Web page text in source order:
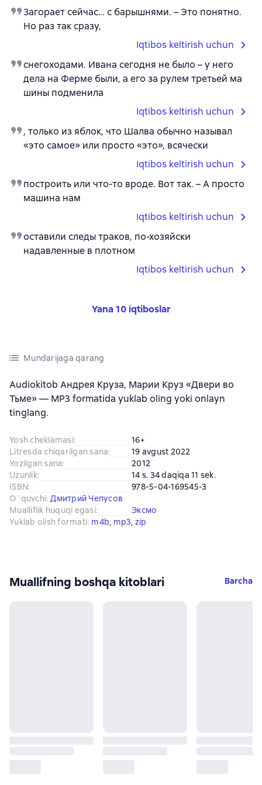
Загорает сейчас… с барышнями. – Это понятно.
Но раз так сразу,
Iqtibos keltirish uchun
снегоходами. Ивана сегодня не было – у него
дела на Ферме были, а его за рулем третьей ма
шины подменила
Iqtibos keltirish uchun
, только из яблок, что Шалва обычно называл
«это самое» или просто «это», всячески
Iqtibos keltirish uchun
построить или что-то вроде. Вот так. – А просто
машина нам
Iqtibos keltirish uchun
оставили следы траков, по-хозяйски
надавленные в плотном
Iqtibos keltirish uchun
Yana 10 iqtiboslar
Mundarijaga qarang
Audiokitob Андрея Круза, Марии Круз «Двери во
Тьме» — MP3 formatida yuklab oling yoki onlayn
tinglang.
Yosh cheklamasi:
16+
Litresda chiqarilgan sana:
19 avgust 2022
Yozilgan sana:
2012
Uzunlik:
14 s. 34 daqiqa 11 sek.
ISBN:
978-5-04-169545-3
O`quvchi: Дмитрий Чепусов
Mualliflik huquqi egasi:
Эксмо
Yuklab olish formati: m4b, mp3, zip
Muallifning boshqa kitoblari Barcha